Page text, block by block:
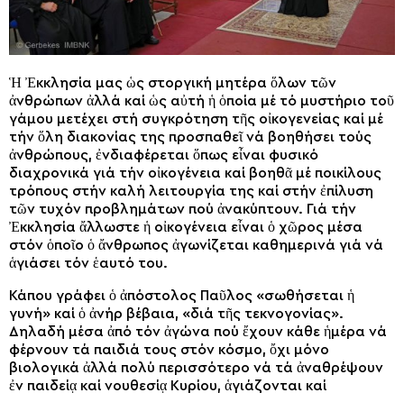
Ἡ Ἐκκλησία μας ὡς στοργική μητέρα ὅλων τῶν
ἀνθρώπων ἀλλά καί ὡς αὐτή ἡ ὁποία μέ τό μυστήριο τοῦ
γάμου μετέχει στή συγκρότηση τῆς οἰκογενείας καί μέ
τήν ὅλη διακονίας της προσπαθεῖ νά βοηθήσει τούς
ἀνθρώπους, ἐνδιαφέρεται ὅπως εἶναι φυσικό
διαχρονικά γιά τήν οἰκογένεια καί βοηθᾶ μέ ποικίλους
τρόπους στήν καλή λειτουργία της καί στήν ἐπίλυση
τῶν τυχόν προβλημάτων πού ἀνακύπτουν. Γιά τήν
Ἐκκλησία ἄλλωστε ἡ οἰκογένεια εἶναι ὁ χῶρος μέσα
στόν ὁποῖο ὁ ἄνθρωπος ἀγωνίζεται καθημερινά γιά νά
ἁγιάσει τόν ἑαυτό του.
Κάπου γράφει ὁ ἀπόστολος Παῦλος «σωθήσεται ἡ
γυνή» καί ὁ ἀνήρ βέβαια, «διά τῆς τεκνογονίας».
Δηλαδή μέσα ἀπό τόν ἀγώνα πού ἔχουν κάθε ἡμέρα νά
φέρνουν τά παιδιά τους στόν κόσμο, ὄχι μόνο
βιολογικά ἀλλά πολύ περισσότερο νά τά ἀναθρέψουν
ἐν παιδείᾳ καί νουθεσίᾳ Κυρίου, ἁγιάζονται καί